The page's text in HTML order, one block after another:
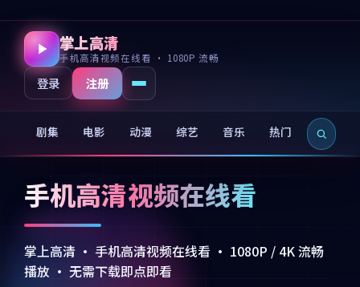
掌上高清
手机高清视频在线看 · 1080P 流畅
登录 注册
剧集 电影 动漫 综艺 音乐 热门 新片
手机高清视频在线看
掌上高清 · 手机高清视频在线看 · 1080P / 4K 流畅
播放 · 无需下载即点即看